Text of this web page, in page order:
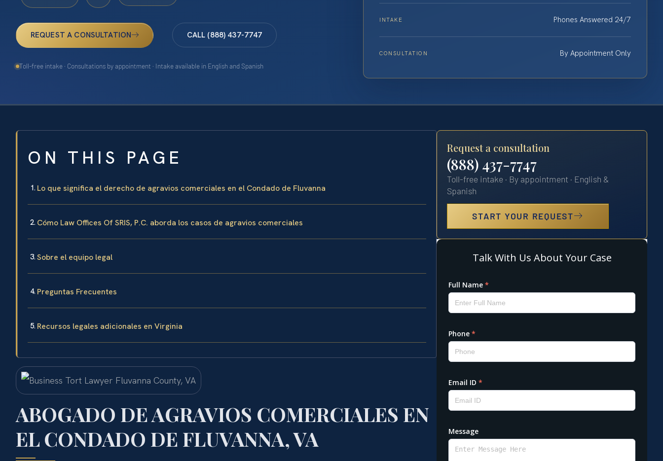
REQUEST A CONSULTATION CALL (888) 437-7747
Toll-free intake · Consultations by appointment · Intake available in English and Spanish
INTAKE Phones Answered 24/7
CONSULTATION By Appointment Only
ON THIS PAGE
Lo que significa el derecho de agravios comerciales en el Condado de Fluvanna
Cómo Law Offices Of SRIS, P.C. aborda los casos de agravios comerciales
Sobre el equipo legal
Preguntas Frecuentes
Recursos legales adicionales en Virginia
ABOGADO DE AGRAVIOS COMERCIALES EN
EL CONDADO DE FLUVANNA, VA
Request a consultation
(888) 437-7747
Toll-free intake · By appointment · English &
Spanish
START YOUR REQUEST